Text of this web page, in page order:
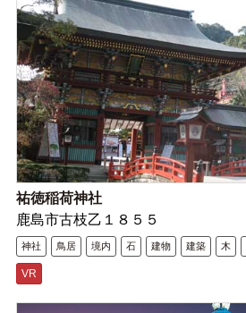
祐徳稲荷神社
鹿島市古枝乙１８５５
神社 鳥居 境内 石 建物 建築 木
VR